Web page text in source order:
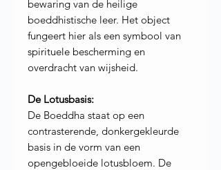
bewaring van de heilige
boeddhistische leer. Het object
fungeert hier als een symbool van
spirituele bescherming en
overdracht van wijsheid.
De Lotusbasis:
De Boeddha staat op een
contrasterende, donkergekleurde
basis in de vorm van een
opengebloeide lotusbloem. De